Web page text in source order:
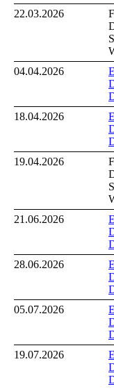
22.03.2026
04.04.2026
18.04.2026
19.04.2026
21.06.2026
28.06.2026
05.07.2026
19.07.2026